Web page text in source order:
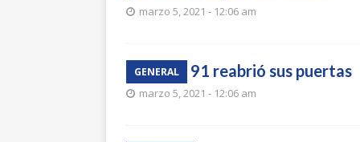
marzo 5, 2021 - 12:06 am
GENERAL
Jardín 91 reabrió sus puertas
marzo 5, 2021 - 12:06 am